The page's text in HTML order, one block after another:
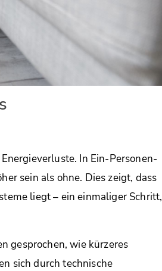
In Ein-Personen-
sein als ohne. Dies zeigt, dass
liegt – ein einmaliger Schritt,
gesprochen, wie kürzeres
sich durch technische